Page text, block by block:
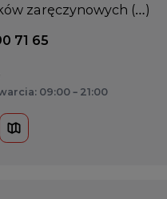
zaręczynowych (…)
71 65
09:00 – 21:00